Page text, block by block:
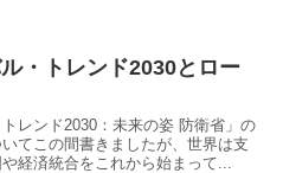
ル・トレンド2030とロー
トレンド2030：未来の姿 防衛省」の
てこの間書きましたが、世界は支
経済統合をこれから始まって...